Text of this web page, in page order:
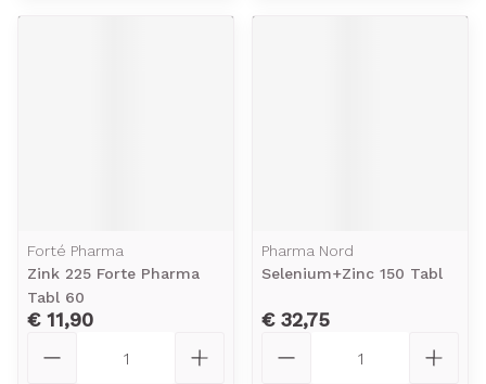
Forté Pharma
Zink 225 Forte Pharma
Tabl 60
€ 11,90
Pharma Nord
Selenium+Zinc 150 Tabl
€ 32,75